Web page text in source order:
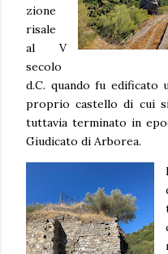
zione
risale
al V
secolo
d.C. quando fu edificato
proprio castello di cui
tuttavia terminato in
Giudicato di Arborea.